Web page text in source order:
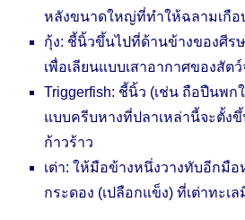
หลังขนาดใหญ่ที่ทำให้ฉลามเกือ
กุ้ง: ชี้นิ้วขึ้นไปที่ด้านข้างของศีร
เพื่อเลียนแบบเสาอากาศของสัต
Triggerfish: ชี้นิ้ว (เช่น ถือปืนพก
แบบครีบหางที่ปลาเหล่านี้จะตั้ง
ก้าวร้าว
เต่า: ให้มือข้างหนึ่งวางทับอีกมื
กระดอง (เปลือกแข็ง) ที่เต่าทะเล